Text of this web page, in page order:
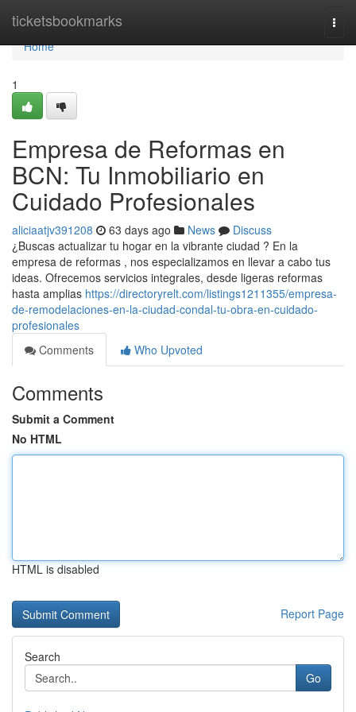
ticketsbookmarks
Home
Home
1
Empresa de Reformas en
BCN: Tu Inmobiliario en
Cuidado Profesionales
aliciaatjv391208 63 days ago News
Discuss
¿Buscas actualizar tu hogar en la vibrante ciudad ? En la
empresa de reformas , nos especializamos en llevar a cabo tus
ideas. Ofrecemos servicios integrales, desde ligeras reformas
hasta amplias https://directoryrelt.com/listings1211355/empresa-
de-remodelaciones-en-la-ciudad-condal-tu-obra-en-cuidado-
profesionales
Comments
Who Upvoted
Comments
Submit a Comment
No HTML
HTML is disabled
Report Page
Search
Go